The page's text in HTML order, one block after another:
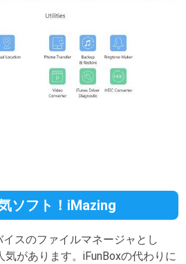
ソフト！iMazing
スのファイルマネージャとし
があります。iFunBoxの代わりに